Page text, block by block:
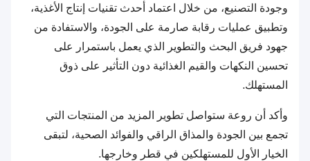
وجودة التصنيع، من خلال اعتماد أحدث تقنيات إنتاج الأغذية،
وتطبيق عمليات رقابة صارمة على الجودة، والاستفادة من
جهود فريق البحث والتطوير الذي يعمل باستمرار على
تحسين النكهات والقيم الغذائية دون التأثير على ذوق
المستهلك.
وأكد أن روعة ستواصل تطوير المزيد من المنتجات التي
تجمع بين الجودة والمذاق الراقي والفوائد الصحية، لتبقى
الخيار الأول للمستهلكين في قطر وخارجها.